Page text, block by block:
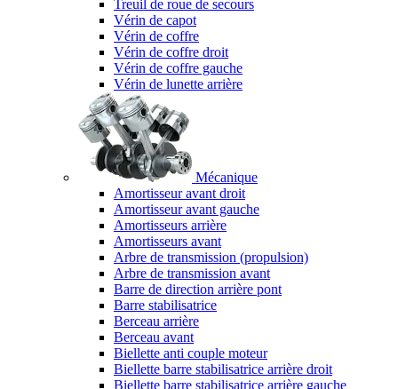
Treuil de roue de secours
Vérin de capot
Vérin de coffre
Vérin de coffre droit
Vérin de coffre gauche
Vérin de lunette arrière
Mécanique
Amortisseur avant droit
Amortisseur avant gauche
Amortisseurs arrière
Amortisseurs avant
Arbre de transmission (propulsion)
Arbre de transmission avant
Barre de direction arrière pont
Barre stabilisatrice
Berceau arrière
Berceau avant
Biellette anti couple moteur
Biellette barre stabilisatrice arrière droit
Biellette barre stabilisatrice arrière gauche